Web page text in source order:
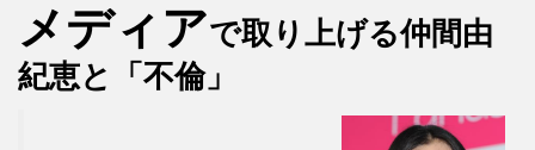
メディアで取り上げる仲間由
紀恵と「不倫」